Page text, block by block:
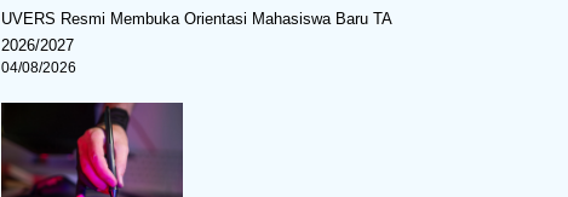
UVERS Resmi Membuka Orientasi Mahasiswa Baru TA
2026/2027
04/08/2026